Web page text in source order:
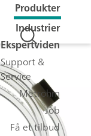
Produkter
Industrier
Ekspertviden
Support &
Service
Metrohm
Job
Få et tilbud